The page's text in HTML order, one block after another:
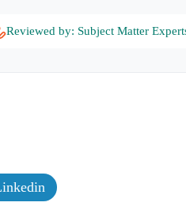
Reviewed by: Subject Matter